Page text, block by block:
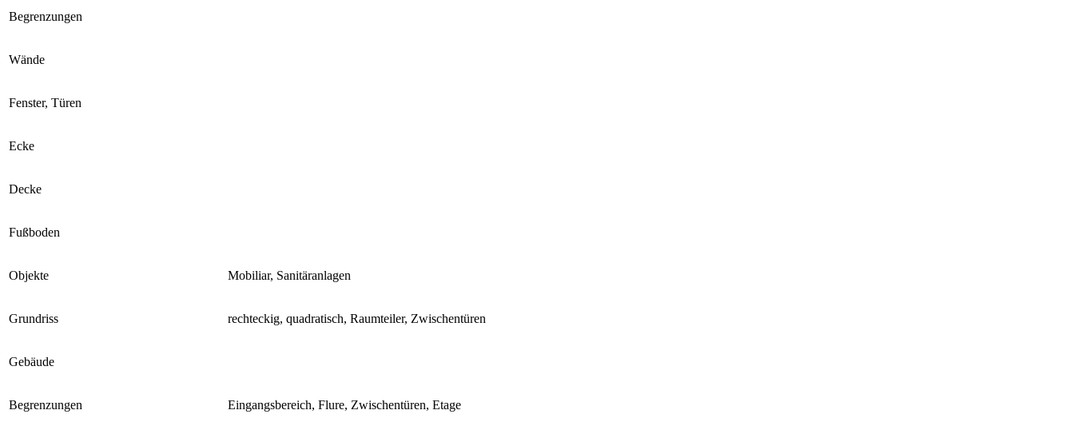
Begrenzungen
Wände
Fenster, Türen
Ecke
Decke
Fußboden
Objekte Mobiliar, Sanitäranlagen
Grundriss rechteckig, quadratisch, Raumteiler, Zwischentüren
Gebäude
Begrenzungen Eingangsbereich, Flure, Zwischentüren, Etage